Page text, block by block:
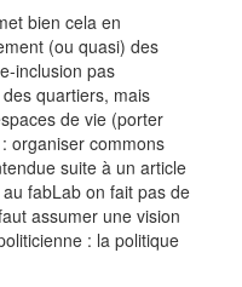
bien cela en
(ou quasi) des
inclusion pas
quartiers, mais
de vie (porter
organiser commons
suite à un article
fabLab on fait pas de
assumer une vision
: la politique